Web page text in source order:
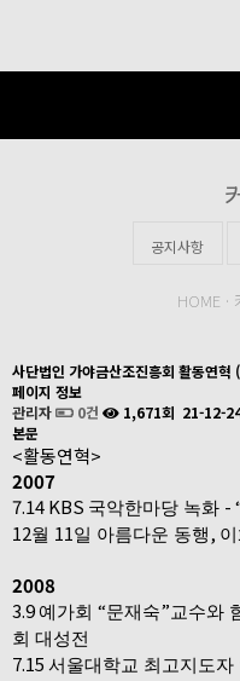
공지사항
HOME ·
사단법인 가야금산조진흥회 활동연
페이지 정보
관리자
0건 1,671회 21-12-
본문
<활동연혁>
2007
7.14 KBS 국악한마당 녹화 -
12월 11일 아름다운 동행 ,
2008
3.9예가회 “문재숙”교수와
회 대성전
7.15 서울대학교 최고지도자